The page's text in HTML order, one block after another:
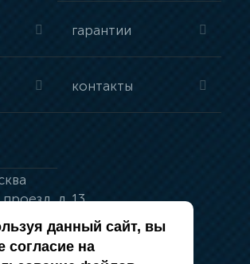
гарантии
контакты
д. 13
41-83
данный сайт, вы
согласие на